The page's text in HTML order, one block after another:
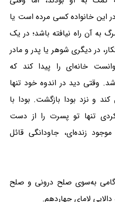
این خانواده کسی مرده است یا
به آن راه نیافته باشد؛ در یک
در دیگری شوهر یا پدر و مادر
خانه‌ای را پیدا کند که
وقتی دید در اندوه خود تنها
و نزد بودا بازگشت. بودا با
تنها تو پسرت را از دست
زنده‌ای، جاودانگی قائل
گامی به‌سوی صلح درونی و صلح
لامای چهاردهم.